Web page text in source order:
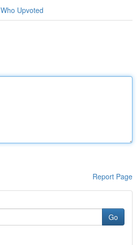
Who Upvoted
Report Page
Go